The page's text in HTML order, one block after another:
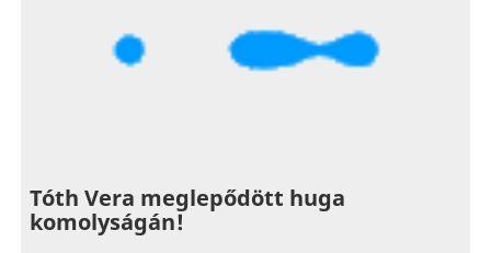
Tóth Vera meglepődött huga
komolyságán!